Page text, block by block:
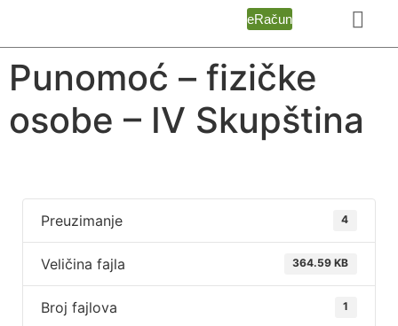
eRačun
Punomoć – fizičke
osobe – IV Skupština
Preuzimanje 4
Veličina fajla 364.59 KB
Broj fajlova 1